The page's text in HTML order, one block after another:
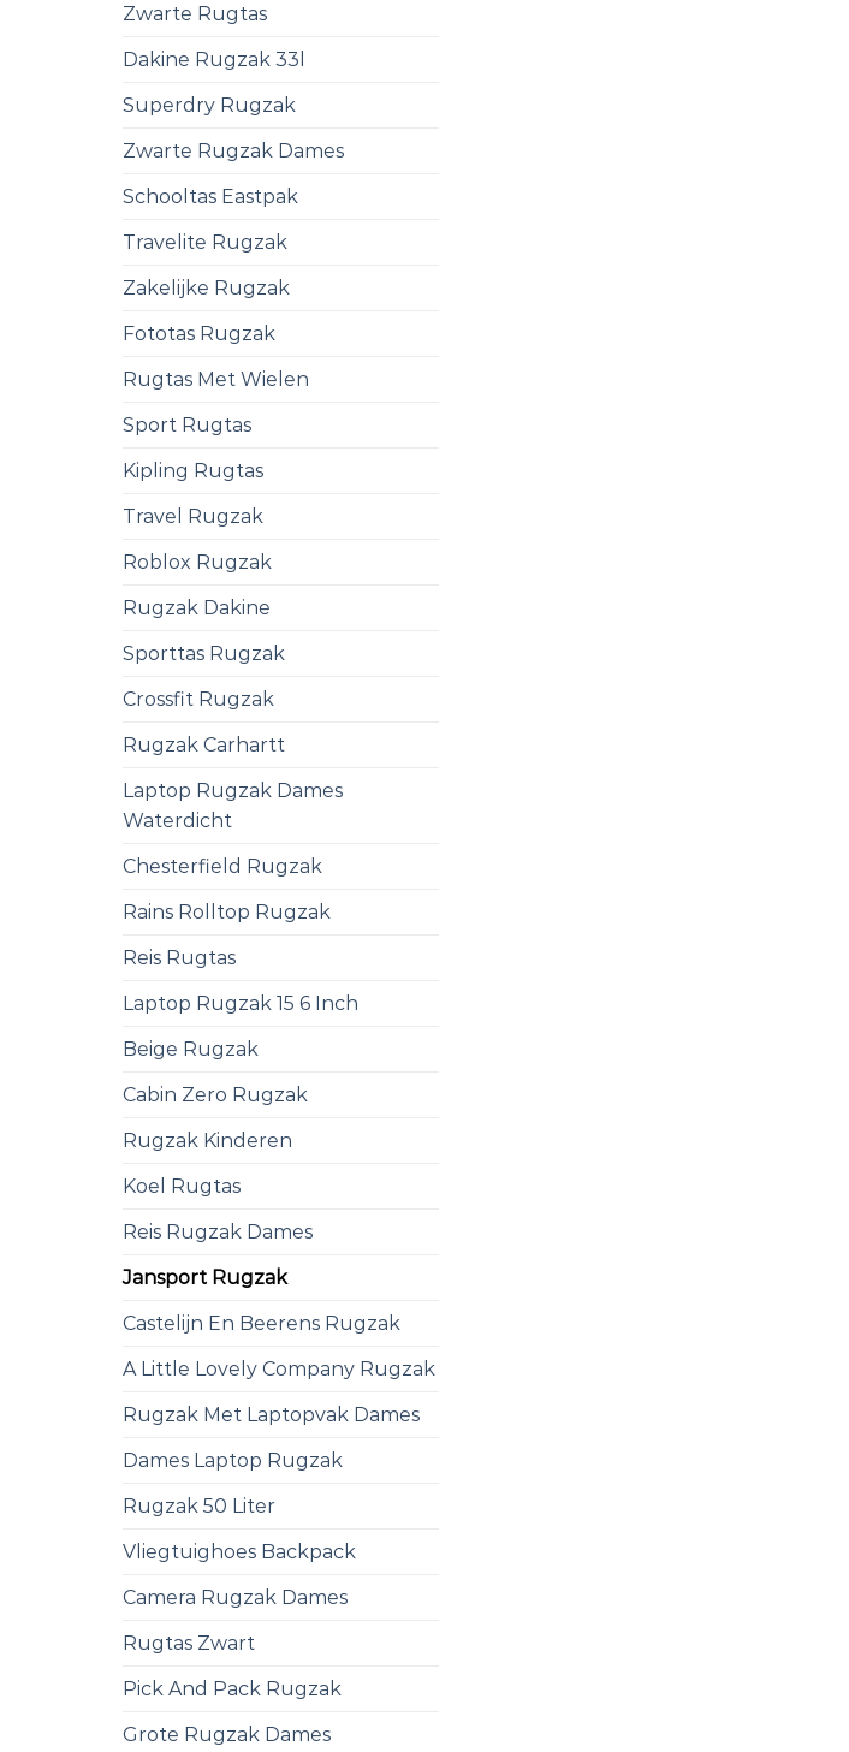
Zwarte Rugtas
Dakine Rugzak 33l
Superdry Rugzak
Zwarte Rugzak Dames
Schooltas Eastpak
Travelite Rugzak
Zakelijke Rugzak
Fototas Rugzak
Rugtas Met Wielen
Sport Rugtas
Kipling Rugtas
Travel Rugzak
Roblox Rugzak
Rugzak Dakine
Sporttas Rugzak
Crossfit Rugzak
Rugzak Carhartt
Laptop Rugzak Dames
Waterdicht
Chesterfield Rugzak
Rains Rolltop Rugzak
Reis Rugtas
Laptop Rugzak 15 6 Inch
Beige Rugzak
Cabin Zero Rugzak
Rugzak Kinderen
Koel Rugtas
Reis Rugzak Dames
Jansport Rugzak
Castelijn En Beerens Rugzak
A Little Lovely Company Rugzak
Rugzak Met Laptopvak Dames
Dames Laptop Rugzak
Rugzak 50 Liter
Vliegtuighoes Backpack
Camera Rugzak Dames
Rugtas Zwart
Pick And Pack Rugzak
Grote Rugzak Dames